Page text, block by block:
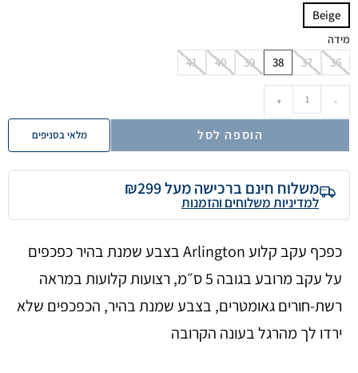
Beige
מידה
36
37
38
39
40
41
-
+
הוספה לסל מלאי בסניפים
משלוח חינם ברכישה מעל ₪299
למדיניות משלוחים והזמנות
כפכף עקב קלוע Arlington בצבע שמנת בהיר כפכפים
על עקב מרובע בגובה 5 ס״מ, רצועות קלועות במראה
רשת-חורים גאומטרים, בצבע שמנת בהיר, הכפכפים שלא
ירדו לך מהרגל בעונה הקרובה